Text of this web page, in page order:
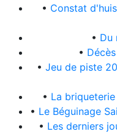
• Constat
• Du
•
• Jeu de piste
• La
• Le Béguinage
• Les derniers